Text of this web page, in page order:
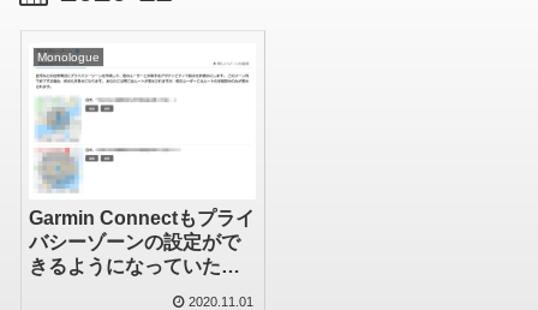
Monologue
Garmin Connectもプライ
バシーゾーンの設定がで
きるようになっていたの
2020.11.01